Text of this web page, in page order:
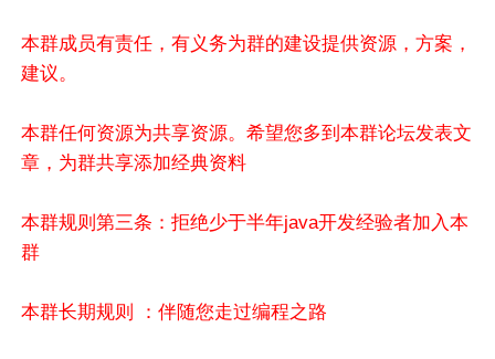
本群成员有责任，有义务为群的建设提供资源，方案，
建议。
本群任何资源为共享资源。希望您多到本群论坛发表文
章，为群共享添加经典资料
本群规则第三条：拒绝少于半年java开发经验者加入本
群
本群长期规则 ：伴随您走过编程之路